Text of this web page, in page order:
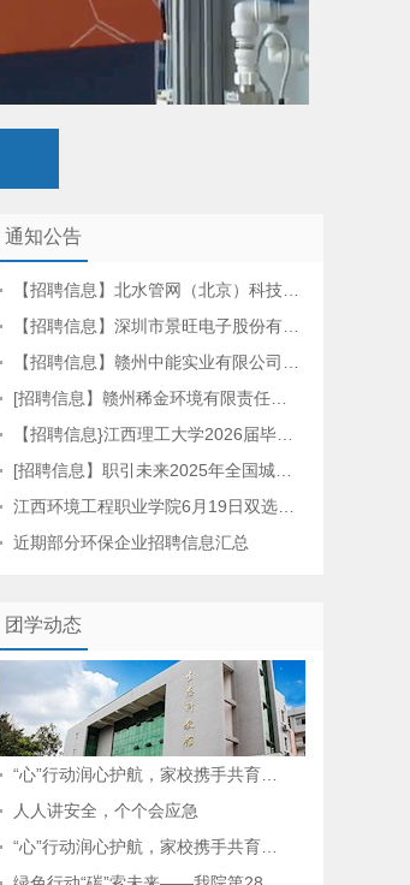
通知公告
【招聘信息】北水管网（北京）科技…
【招聘信息】深圳市景旺电子股份有…
【招聘信息】赣州中能实业有限公司…
[招聘信息】赣州稀金环境有限责任…
【招聘信息}江西理工大学2026届毕…
[招聘信息】职引未来2025年全国城…
江西环境工程职业学院6月19日双选…
近期部分环保企业招聘信息汇总
团学动态
“心”行动润心护航，家校携手共育…
人人讲安全，个个会应急
“心”行动润心护航，家校携手共育…